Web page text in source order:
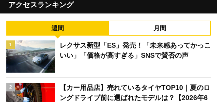
アクセスランキング
週間 月間
1
レクサス新型「ES」発売！「未来感あってかっこ
いい」「価格が高すぎる」SNSで賛否の声
2
【カー用品店】売れているタイヤTOP10｜夏のロ
ングドライブ前に選ばれたモデルは？【2026年6